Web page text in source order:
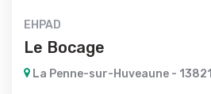
EHPAD
Le Bocage
La Penne-sur-Huveaune - 13821